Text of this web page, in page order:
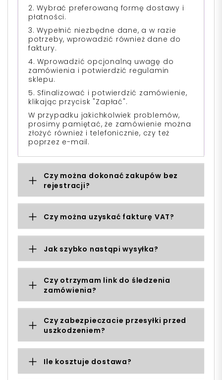
2. Wybrać preferowaną formę dostawy i
płatności.
3. Wypełnić niezbędne dane, a w razie
potrzeby, wprowadzić również dane do
faktury.
4. Wprowadzić opcjonalną uwagę do
zamówienia i potwierdzić regulamin
sklepu.
5. Sfinalizować i potwierdzić zamówienie,
klikając przycisk "Zapłać".
W przypadku jakichkolwiek problemów,
prosimy pamiętać, że zamówienie można
złożyć również i telefonicznie, czy też
poprzez e-mail.
Czy można dokonać zakupów bez
rejestracji?
Czy można uzyskać fakturę VAT?
Jak szybko nastąpi wysyłka?
Czy otrzymam link do śledzenia
zamówienia?
Czy zabezpieczacie przesyłki przed
uszkodzeniem?
Ile kosztuje dostawa?